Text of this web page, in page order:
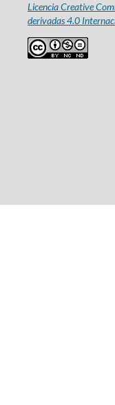
Licencia Creative
derivadas 4.0